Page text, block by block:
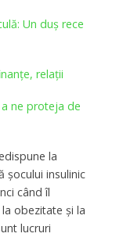
Un duş rece
relații
ne proteja de
la
şocului insulinic
când îl
obezitate şi la
lucruri